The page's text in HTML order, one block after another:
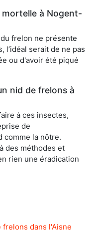
mortelle à Nogent-
frelon ne présente
l’idéal serait de ne pas
ou d'avoir été piqué
nid de frelons à
à ces insectes,
de
comme la nôtre.
des méthodes et
rien une éradication
dans l'Aisne